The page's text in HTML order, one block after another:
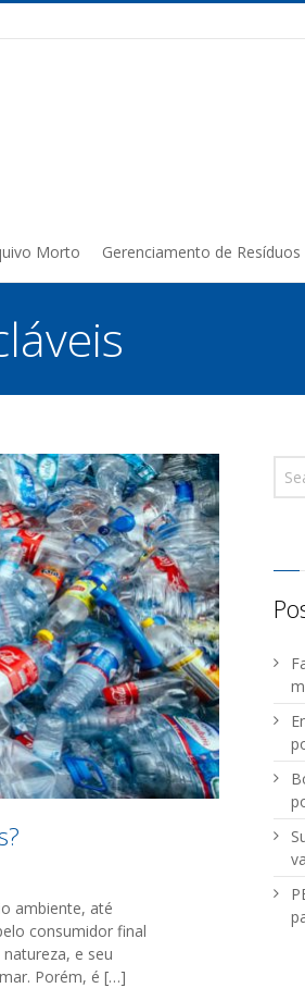
Morto Gerenciamento de Resíduos
ambiente, até
consumidor final
e seu
Porém, é […]